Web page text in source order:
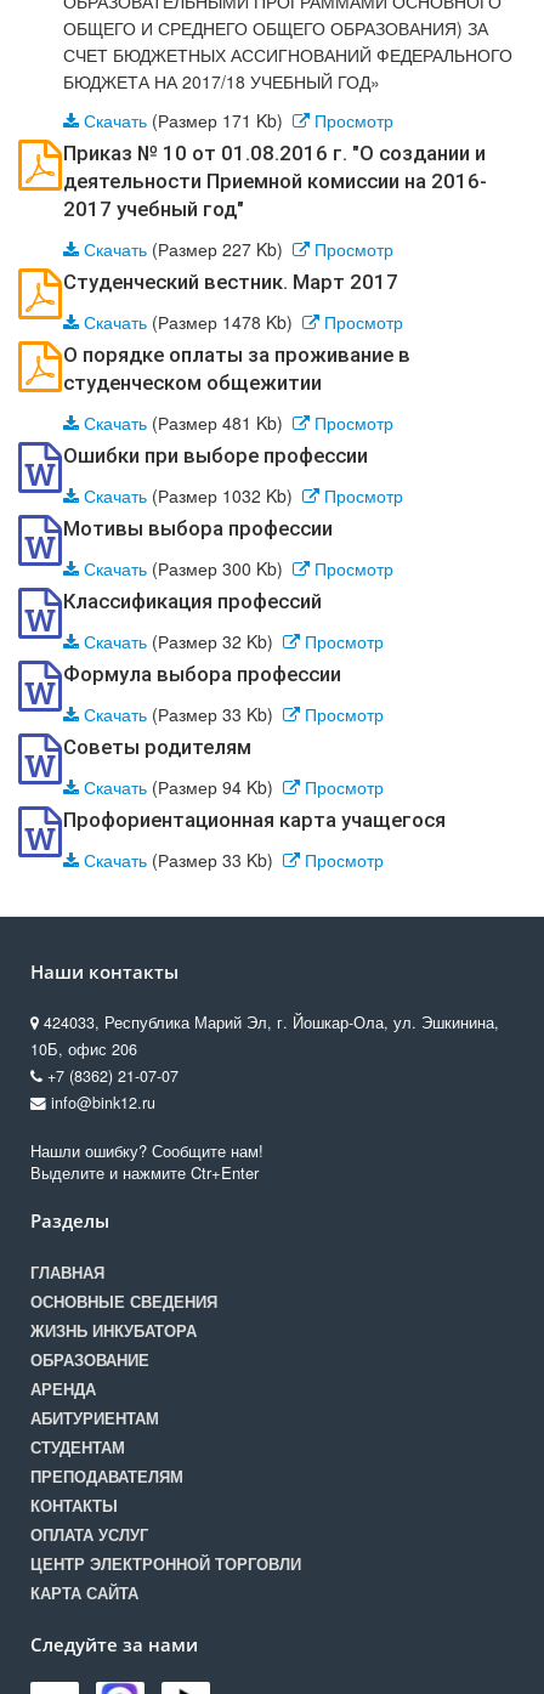
ОБЩЕГО И СРЕДНЕГО ОБЩЕГО ОБРАЗОВАНИЯ) ЗА
СЧЕТ БЮДЖЕТНЫХ АССИГНОВАНИЙ ФЕДЕРАЛЬНОГО
БЮДЖЕТА НА 2017/18 УЧЕБНЫЙ ГОД»
Скачать (Размер 171 Kb)
Просмотр
Приказ № 10 от 01.08.2016 г. "О создании и
деятельности Приемной комиссии на 2016-
2017 учебный год"
Скачать (Размер 227 Kb)
Просмотр
Студенческий вестник. Март 2017
Скачать (Размер 1478 Kb)
Просмотр
О порядке оплаты за проживание в
студенческом общежитии
Скачать (Размер 481 Kb)
Просмотр
Ошибки при выборе профессии
Скачать (Размер 1032 Kb)
Просмотр
Мотивы выбора профессии
Скачать (Размер 300 Kb)
Просмотр
Классификация профессий
Скачать (Размер 32 Kb)
Просмотр
Формула выбора профессии
Скачать (Размер 33 Kb)
Просмотр
Советы родителям
Скачать (Размер 94 Kb)
Просмотр
Профориентационная карта учащегося
Скачать (Размер 33 Kb) Просмотр
Наши контакты
424033, Республика Марий Эл, г. Йошкар-Ола, ул. Эшкинина,
10Б, офис 206
+7 (8362) 21-07-07
info@bink12.ru
Нашли ошибку? Сообщите нам!
Выделите и нажмите Ctr+Enter
Разделы
ГЛАВНАЯ
ОСНОВНЫЕ СВЕДЕНИЯ
ЖИЗНЬ ИНКУБАТОРА
ОБРАЗОВАНИЕ
АРЕНДА
АБИТУРИЕНТАМ
СТУДЕНТАМ
ПРЕПОДАВАТЕЛЯМ
КОНТАКТЫ
ОПЛАТА УСЛУГ
ЦЕНТР ЭЛЕКТРОННОЙ ТОРГОВЛИ
КАРТА САЙТА
Следуйте за нами